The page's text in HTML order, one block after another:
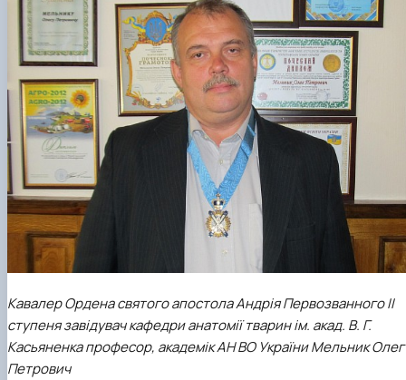
Кавалер Ордена святого апостола Андрія Первозванного II
ступеня завідувачкафедри анатомії тварин ім. акад. В. Г.
Касьяненкапрофесор, академік АН ВО України Мельник Олег
Петрович